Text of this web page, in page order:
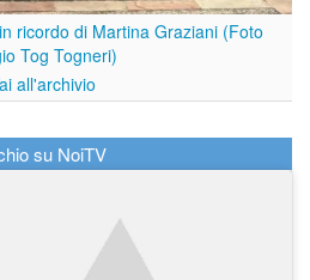
ricordo di Martina Graziani (Foto
Tog Togneri)
all'archivio
su NoiTV